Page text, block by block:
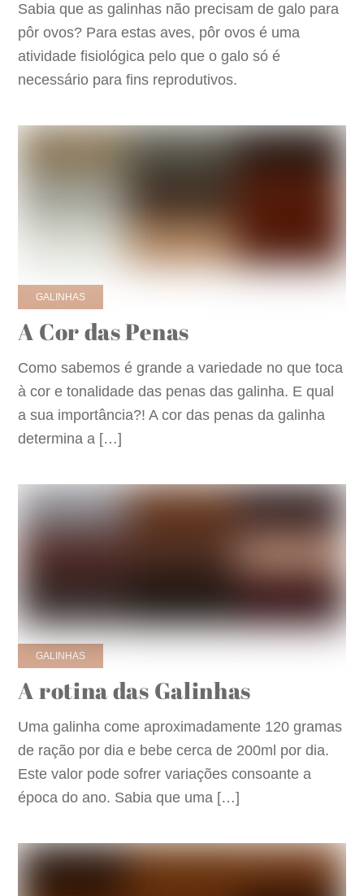
Sabia que as galinhas não precisam de galo para
pôr ovos? Para estas aves, pôr ovos é uma
atividade fisiológica pelo que o galo só é
necessário para fins reprodutivos.
A Cor das Penas
GALINHAS
Como sabemos é grande a variedade no que toca
à cor e tonalidade das penas das galinha. E qual
a sua importância?! A cor das penas da galinha
determina a […]
A rotina das Galinhas
GALINHAS
Uma galinha come aproximadamente 120 gramas
de ração por dia e bebe cerca de 200ml por dia.
Este valor pode sofrer variações consoante a
época do ano. Sabia que uma […]